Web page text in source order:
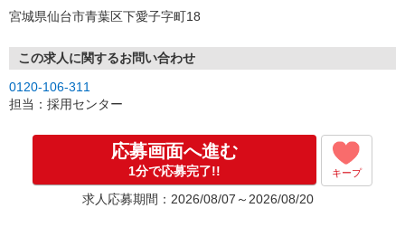
宮城県仙台市青葉区下愛子字町18
この求人に関するお問い合わせ
0120-106-311
担当：採用センター
応募画面へ進む
1分で応募完了!! キープ
求人応募期間：2026/08/07～2026/08/20